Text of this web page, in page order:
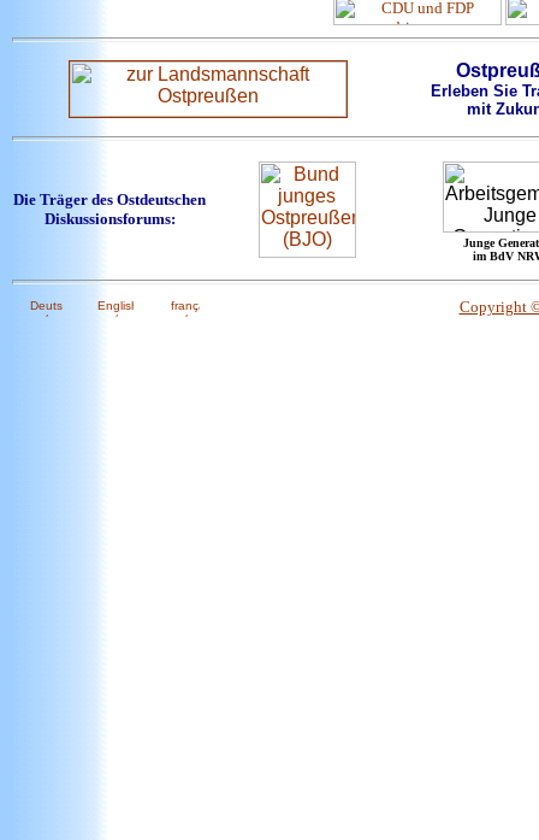
Erleben Sie
mit
Die Träger des Ostdeutschen
Diskussionsforums:
Junge
im BdV
Copyright